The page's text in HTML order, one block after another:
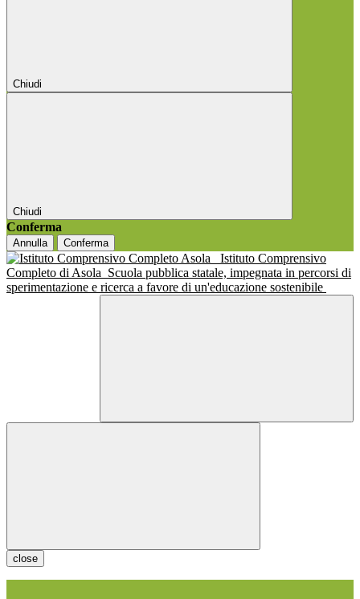
Chiudi
Chiudi
Conferma
Annulla Conferma
Istituto Comprensivo
Completo di Asola Scuola pubblica statale, impegnata in percorsi di
sperimentazione e ricerca a favore di un'educazione sostenibile
close